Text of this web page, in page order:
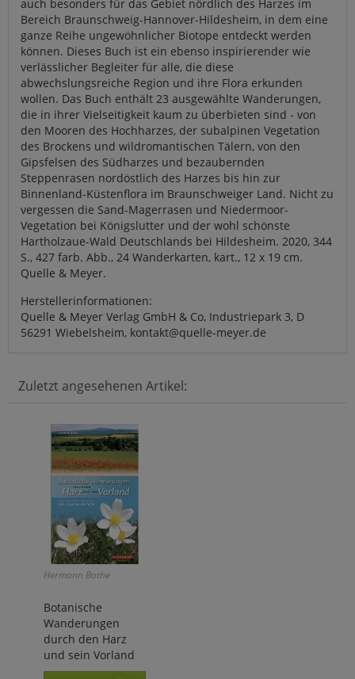
auch besonders für das Gebiet nördlich des Harzes im
Bereich Braunschweig-Hannover-Hildesheim, in dem eine
ganze Reihe ungewöhnlicher Biotope entdeckt werden
können. Dieses Buch ist ein ebenso inspirierender wie
verlässlicher Begleiter für alle, die diese
abwechslungsreiche Region und ihre Flora erkunden
wollen. Das Buch enthält 23 ausgewählte Wanderungen,
die in ihrer Vielseitigkeit kaum zu überbieten sind - von
den Mooren des Hochharzes, der subalpinen Vegetation
des Brockens und wildromantischen Tälern, von den
Gipsfelsen des Südharzes und bezaubernden
Steppenrasen nordöstlich des Harzes bis hin zur
Binnenland-Küstenflora im Braunschweiger Land. Nicht zu
vergessen die Sand-Magerrasen und Niedermoor-
Vegetation bei Königslutter und der wohl schönste
Hartholzaue-Wald Deutschlands bei Hildesheim. 2020, 344
S., 427 farb. Abb., 24 Wanderkarten, kart., 12 x 19 cm.
Quelle & Meyer.
Herstellerinformationen:
Quelle & Meyer Verlag GmbH & Co, Industriepark 3, D
56291 Wiebelsheim, kontakt@quelle-meyer.de
Zuletzt angesehenen Artikel:
Hermann Bothe
Botanische
Wanderungen
durch den Harz
und sein Vorland